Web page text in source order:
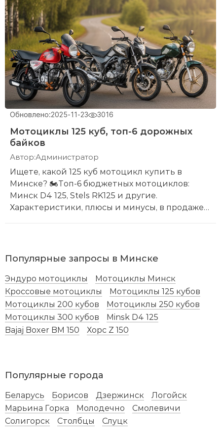
– Пишите в личные сообщения прямо в
объявлении.
– Добавляйте в избранное, чтобы следить за
акцией.
Почему стоит купить именно у нас:
– Гарантия качества товара – Товар
сертифицирован, прошел необходимую
предпродажную подготовку, официальная
гарантия
– Прямая поставка – с завода-изготовителя либо
дистрибьютора, опыт работы 10 лет
– Консультация – наши профессиональные
консультанты помогут вам сделать выбор
исходя из ваших потребностей и бюджета
– Рассрочка, льготный кредит без взносов,
оплата частями (оформляем по телефону)
– Сервис – официальная сервисная поддержка и
выездной сервис
– Подарки и Акции – сделают вашу покупку
более приятной и незабываемой
заказывайте с доставкой на дом!
Обновлено:2025-11-23 3016
Мотоциклы 125 куб, топ-6 дорожных
байков
Автор:Администратор
Ищете, какой 125 куб мотоцикл купить в
Минске? 🏍️Топ-6 бюджетных мотоциклов:
Минск D4 125, Stels RK125 и другие.
Характеристики, плюсы и минусы, в продаже
Популярные запросы в Минске
Эндуро мотоциклы
Мотоциклы Минск
Кроссовые мотоциклы
Мотоциклы 125 кубов
Мотоциклы 200 кубов
Мотоциклы 250 кубов
Мотоциклы 300 кубов
Minsk D4 125
Bajaj Boxer BM 150
Хорс Z 150
Популярные города
Беларусь Борисов Дзержинск
Логойск
Марьина Горка
Молодечно
Смолевичи
Солигорск
Столбцы Слуцк